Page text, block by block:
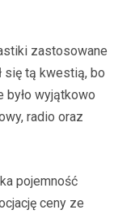
zastosowane
się tą kwestią, bo
było wyjątkowo
radio oraz
pojemność
ceny ze